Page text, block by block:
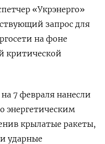
«Укрэнерго»
запрос для
на фоне
критической
7 февраля нанесли
энергетическим
крылатые ракеты,
ударные